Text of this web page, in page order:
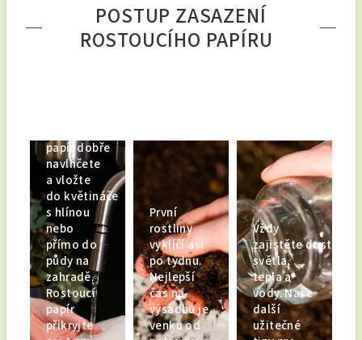
POSTUP ZASAZENÍ
ROSTOUCÍHO PAPÍRU
papír dobře
navlhčete
a vložte
do květináče
s hlínou
nebo
přímo do
půdy na
zahradě.
Rostoucí
papír
přikryjte
První
rostliny
vyklíčí asi
po týdnu.
Nejlepší
čas na
výsadbu je
venku od
Vždy
zajistěte dostatek
světla,
tepla a
vody. Naše
další
užitečné